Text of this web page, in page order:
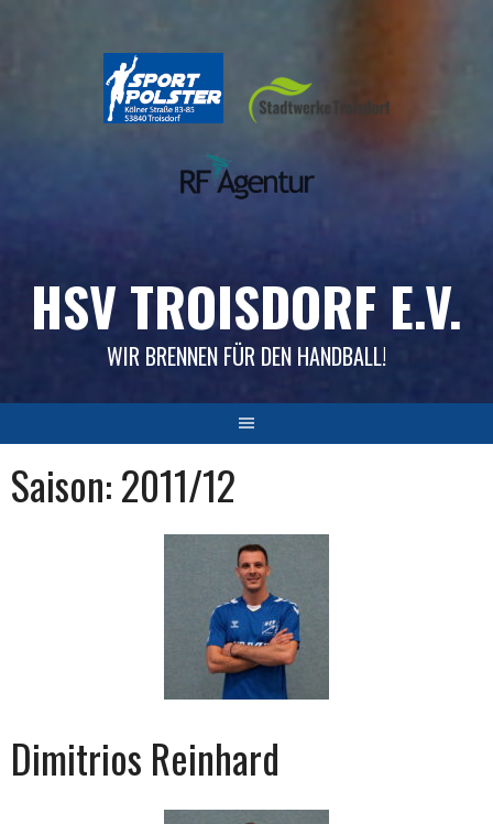
HSV TROISDORF E.V.
WIR BRENNEN FÜR DEN HANDBALL!
Saison:2011/12
Dimitrios Reinhard